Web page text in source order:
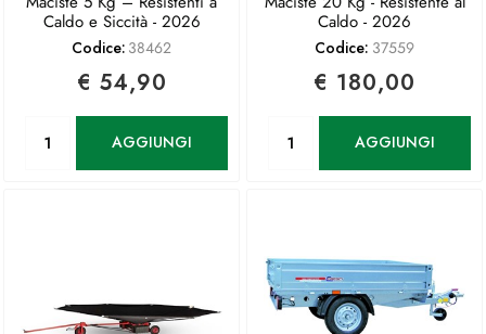
Caldo e Siccità - 2026
Codice: 38462
€ 54,90
AGGIUNGI
Caldo - 2026
Codice: 37559
€ 180,00
AGGIUNGI